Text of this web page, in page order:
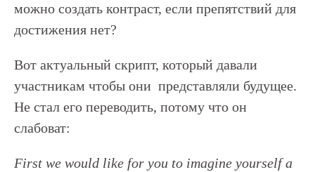
можно создать контраст, если препятствий для
достижения нет?
Вот актуальный скрипт, который давали
участникам чтобы они представляли будущее.
Не стал его переводить, потому что он
слабоват:
First we would like for you to imagine yourself a